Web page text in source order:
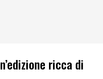
ricca di